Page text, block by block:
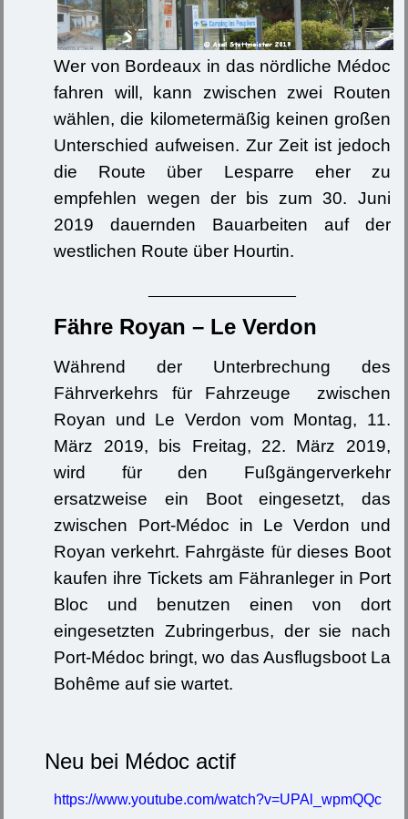
Wer von Bordeaux in das nördliche Médoc
fahren will, kann zwischen zwei Routen
wählen, die kilometermäßig keinen großen
Unterschied aufweisen. Zur Zeit ist jedoch
die Route über Lesparre eher zu
empfehlen wegen der bis zum 30. Juni
2019 dauernden Bauarbeiten auf der
westlichen Route über Hourtin.
Fähre Royan – Le Verdon
Während der Unterbrechung des
Fährverkehrs für Fahrzeuge zwischen
Royan und Le Verdon vom Montag, 11.
März 2019, bis Freitag, 22. März 2019,
wird für den Fußgängerverkehr
ersatzweise ein Boot eingesetzt, das
zwischen Port-Médoc in Le Verdon und
Royan verkehrt. Fahrgäste für dieses Boot
kaufen ihre Tickets am Fähranleger in Port
Bloc und benutzen einen von dort
eingesetzten Zubringerbus, der sie nach
Port-Médoc bringt, wo das Ausflugsboot La
Bohême auf sie wartet.
Neu bei Médoc actif
https://www.youtube.com/watch?v=UPAl_wpmQQc